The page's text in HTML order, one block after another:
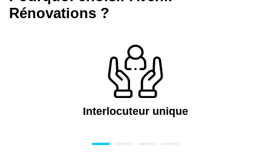
Rénovations ?
Interlocuteur unique